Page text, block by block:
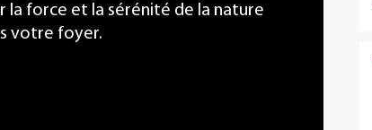
la force et la sérénité de la nature
votre foyer.